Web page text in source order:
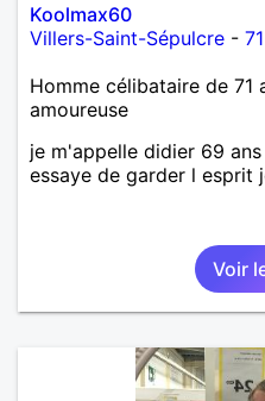
Koolmax60
Villers-Saint-Sépulcre -
Homme célibataire de 71
amoureuse
je m'appelle didier 69
essaye de garder l esprit
Voir